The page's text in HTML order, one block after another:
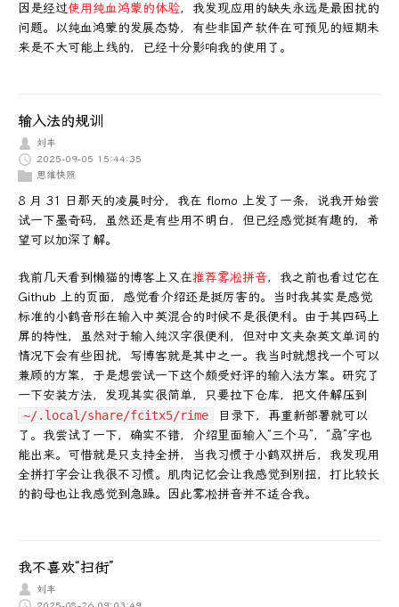
因是经过使用纯血鸿蒙的体验，我发现应用的缺失永远是最困扰的
问题。以纯血鸿蒙的发展态势，有些非国产软件在可预见的短期未
来是不大可能上线的，已经十分影响我的使用了。
输入法的规训
刘丰
2025-09-05 15:44:35
思维快照
8 月 31 日那天的凌晨时分，我在 flomo 上发了一条，说我开始尝
试一下墨奇码，虽然还是有些用不明白，但已经感觉挺有趣的，希
望可以加深了解。
我前几天看到懒猫的博客上又在推荐雾凇拼音，我之前也看过它在
Github 上的页面，感觉看介绍还是挺厉害的。当时我其实是感觉
标准的小鹤音形在输入中英混合的时候不是很便利。由于其四码上
屏的特性，虽然对于输入纯汉字很便利，但对中文夹杂英文单词的
情况下会有些困扰，写博客就是其中之一。我当时就想找一个可以
兼顾的方案，于是想尝试一下这个颇受好评的输入法方案。研究了
一下安装方法，发现其实很简单，只要拉下仓库，把文件解压到
~/.local/share/fcitx5/rime
目录下，再重新部署就可以
了。我尝试了一下，确实不错，介绍里面输入“三个马”，“骉”字也
能出来。可惜就是只支持全拼，当我习惯于小鹤双拼后，我发现用
全拼打字会让我很不习惯。肌肉记忆会让我感觉到别扭，打比较长
的韵母也让我感觉到急躁。因此雾凇拼音并不适合我。
我不喜欢“扫街”
刘丰